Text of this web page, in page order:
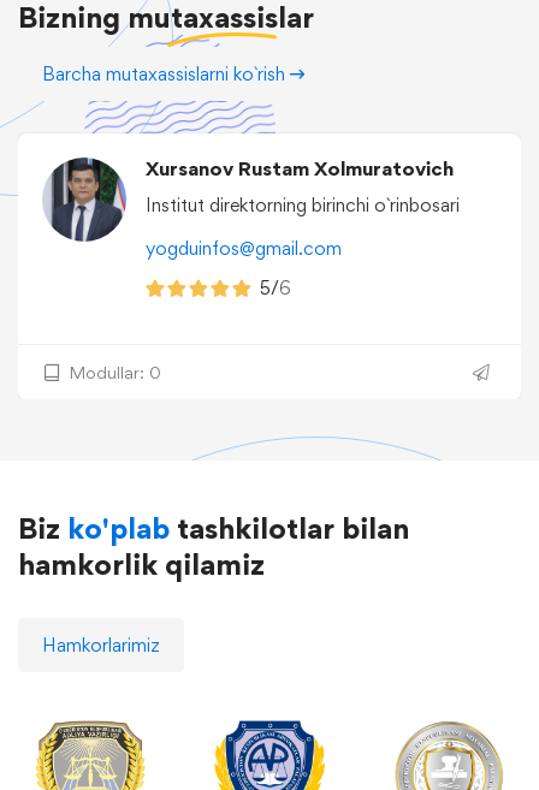
Bizningmutaxassislar
Barcha mutaxassislarni ko`rish
Xursanov Rustam Xolmuratovich
Institut direktorning birinchi o`rinbosari
yogduinfos@gmail.com
5/6
Modullar: 0
Biz ko'plab tashkilotlar bilan
hamkorlik qilamiz
Hamkorlarimiz